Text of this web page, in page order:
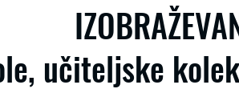
učiteljske